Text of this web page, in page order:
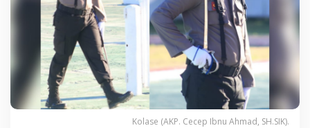
Kolase (AKP. Cecep Ibnu Ahmad, SH.SIK).